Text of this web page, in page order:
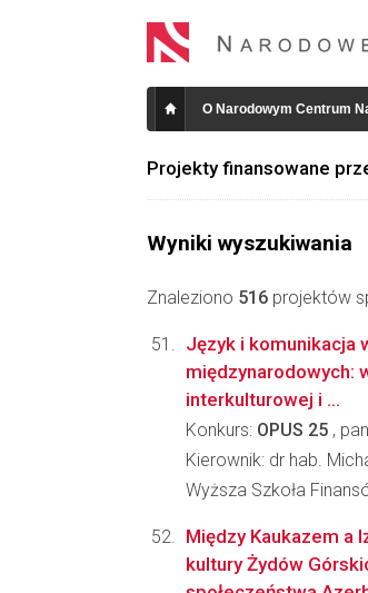
O Narodowym Centrum
Projekty finansowane
Wyniki wyszukiwania
Znaleziono 516 projektów
Język i komunikacja
międzynarodowych:
interkulturowej i ...
Konkurs: OPUS 25 ,
Kierownik: dr hab.
Wyższa Szkoła
Między Kaukazem a
kultury Żydów